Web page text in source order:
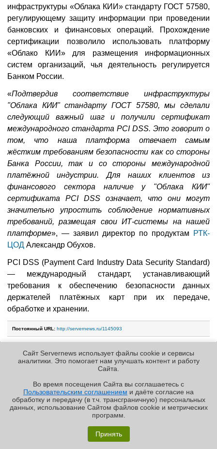
✖
инфраструктуры «Облака КИИ» стандарту ГОСТ 57580,
регулирующему защиту информации при проведении
банковских и финансовых операций. Прохождение
сертификации позволило использовать платформу
«Облако КИИ» для размещения информационных
систем организаций, чья деятельность регулируется
Банком России.
«Подтвердив соответствие инфраструктуры
"Облака КИИ" стандарту ГОСТ 57580, мы сделали
следующий важный шаг и получили сертификат
международного стандарта PCI DSS. Это говорит о
том, что наша платформа отвечает самым
жёстким требованиям безопасности как со стороны
Банка России, так и со стороны международной
платёжной индустрии. Для наших клиентов из
финансового сектора наличие у "Облака КИИ"
сертификата PCI DSS означает, что они могут
значительно упростить соблюдение нормативных
требований, размещая свои ИТ-системы на нашей
платформе», — заявил директор по продуктам
РТК-
ЦОД Александр Обухов.
PCI DSS (Payment Card Industry Data Security Standard)
— международный стандарт, устанавливающий
требования к обеспечению безопасности данных
держателей платёжных карт при их передаче,
обработке и хранении.
Постоянный URL: http://servernews.ru/1145093
10.07.2026 [23:41], Владимир Мироненко
Microsoft, Google, Amazon и Oracle
попали под пристальный надзор
британских регуляторов
aws google cloud platform
информационная безопасность
финансы
Со следующей недели Microsoft, Google, Amazon и
Сайт Servernews использует файлы cookie и сервисы
аналитики. Это помогает нам улучшать контент и работу
Cайта.
Во время посещения Cайта вы соглашаетесь с
Пользовательским соглашением и даёте согласие на
обработку и передачу (в т.ч. трансграничную) персональных
данных, использование Cайтом файлов cookie и метрических
программ.
Принять